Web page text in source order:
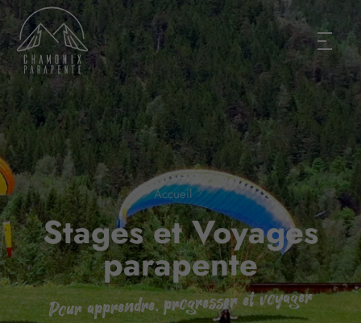
Accueil
Stages et Voyages
parapente
Pour apprendre, progresser et voyager